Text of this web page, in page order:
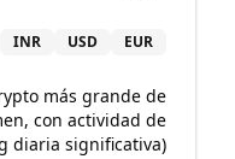
INR USD EUR
más grande de
con actividad de
diaria significativa)